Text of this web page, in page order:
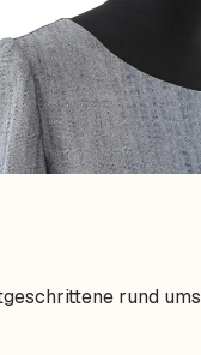
rund ums